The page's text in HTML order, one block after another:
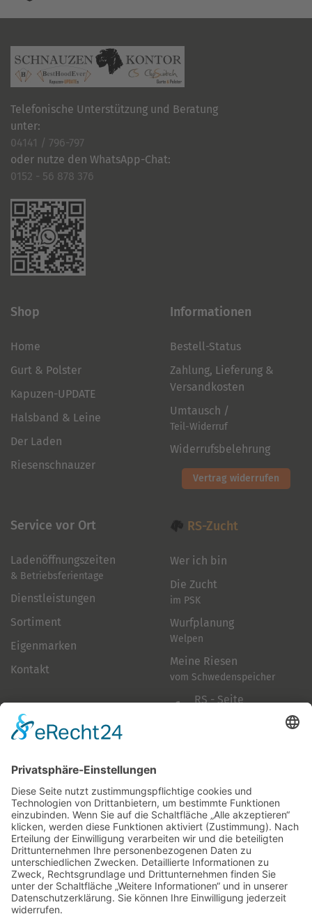
Telefonische Unterstützung und Beratung
unter:
04141 / 796-797
oder nutze den WhatsApp-Chat:
0152 - 56 878 376
Shop
Home
Gurt & Polster
Kapuzen-UPDATE
Halsband & Leine
Der Laden
Riesenschnauzer
Informationen
Bestell-Status
Zahlung, Lieferung &
Versandkosten
Umtausch /
Teil-Widerruf
Widerrufsbelehrung
Vertrag widerrufen
Service vor Ort
Ladenöffnungszeiten
& Betriebsferientage
Dienstleistungen
Sortiment
Eigenmarken
Kontakt
RS-Zucht
Wer ich bin
Die Zucht
im PSK
Wurfplanung
Welpen
Meine Riesen
vom Schwedenspeicher
RS - Seite
Folge mir
Zahlungsarten
& Vorab-Überweisung